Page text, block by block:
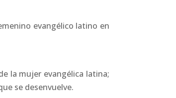
evangélico latino en
la mujer evangélica latina;
se desenvuelve.